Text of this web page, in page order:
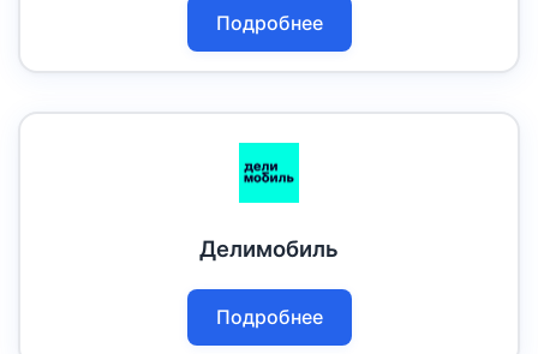
Подробнее
Делимобиль
Подробнее